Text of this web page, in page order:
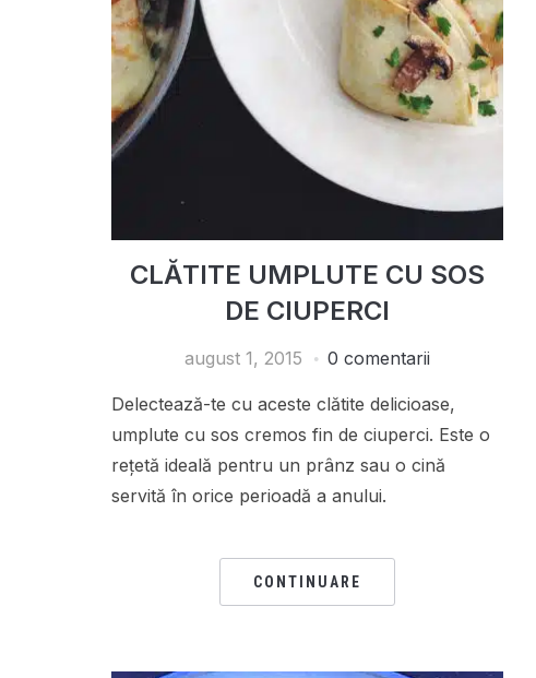
CLĂTITE UMPLUTE CU SOS
DE CIUPERCI
august 1, 2015 0 comentarii
Delectează-te cu aceste clătite delicioase,
umplute cu sos cremos fin de ciuperci. Este o
rețetă ideală pentru un prânz sau o cină
servită în orice perioadă a anului.
CONTINUARE